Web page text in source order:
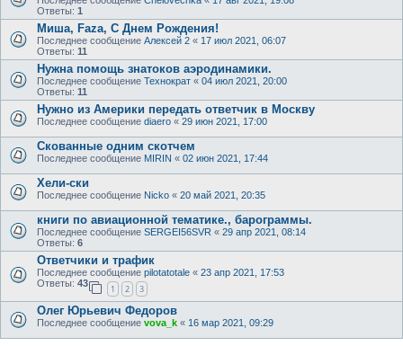
Ответы: 1
Миша, Faza, С Днем Рождения!
Последнее сообщение Алексей 2 « 17 июл 2021, 06:07
Ответы: 11
Нужна помощь знатоков аэродинамики.
Последнее сообщение Технократ « 04 июл 2021, 20:00
Ответы: 11
Нужно из Америки передать ответчик в Москву
Последнее сообщение diaero « 29 июн 2021, 17:00
Скованные одним скотчем
Последнее сообщение MIRIN « 02 июн 2021, 17:44
Хели-ски
Последнее сообщение Nicko « 20 май 2021, 20:35
книги по авиационной тематике., барограммы.
Последнее сообщение SERGEI56SVR « 29 апр 2021, 08:14
Ответы: 6
Ответчики и трафик
Последнее сообщение pilotatotale « 23 апр 2021, 17:53
Ответы: 43
1 2 3
Олег Юрьевич Федоров
Последнее сообщение vova_k « 16 мар 2021, 09:29